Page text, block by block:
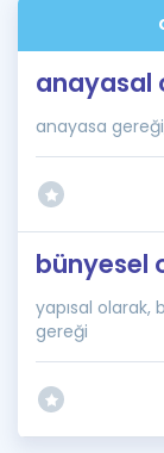
İngilizce
anayasal
anayasa
bünyesel
yapısal olarak,
gereği